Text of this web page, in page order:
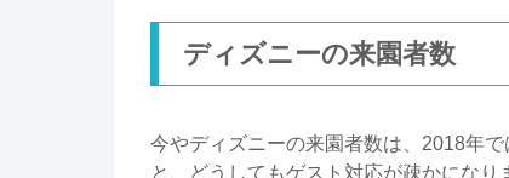
ディズニーの来園者数
今やディズニーの来園者数は、2018年
と、どうしてもゲスト対応が疎かになり